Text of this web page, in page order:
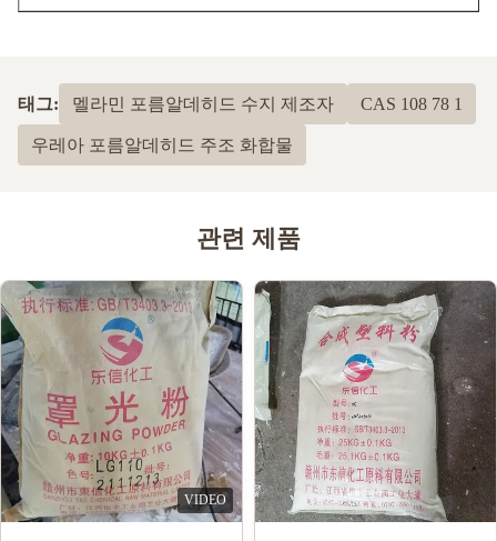
태그: 멜라민 포름알데히드 수지 제조자 CAS 108 78 1
우레아 포름알데히드 주조 화합물
관련 제품
VIDEO